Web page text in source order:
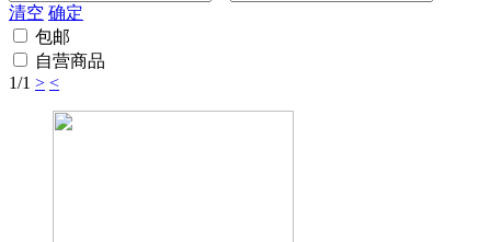
清空 确定
包邮
自营商品
1/1 > <